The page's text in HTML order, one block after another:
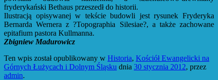
fryderykański Bethaus przeszedł do historii.
Ilustracją opisywanej w tekście budowli jest rysunek Fryderyka
Bernarda Wernera z ?Topographia Silesiae?, a także zachowane
epitafium pastora Kullmanna.
Zbigniew Madurowicz
Ten wpis został opublikowany w Historia, Kościół Ewangelicki na
Górnych Łużycach i Dolnym Śląsku dnia 30 stycznia 2012, przez
admin.